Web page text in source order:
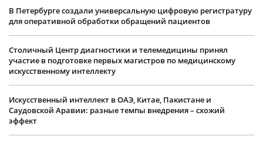
В Петербурге создали универсальную цифровую регистратуру
для оперативной обработки обращений пациентов
Столичный Центр диагностики и телемедицины принял
участие в подготовке первых магистров по медицинскому
искусственному интеллекту
Искусственный интеллект в ОАЭ, Китае, Пакистане и
Саудовской Аравии: разные темпы внедрения – схожий
эффект